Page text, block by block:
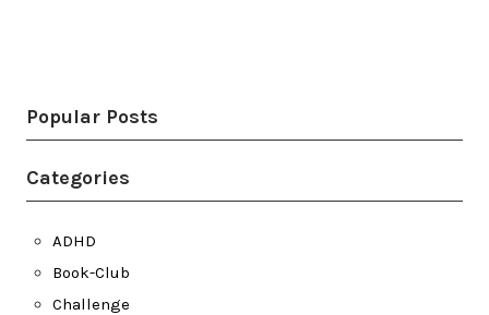
Popular Posts
Categories
ADHD
Book-Club
Challenge